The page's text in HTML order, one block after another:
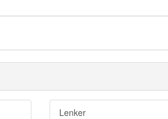
Lenker